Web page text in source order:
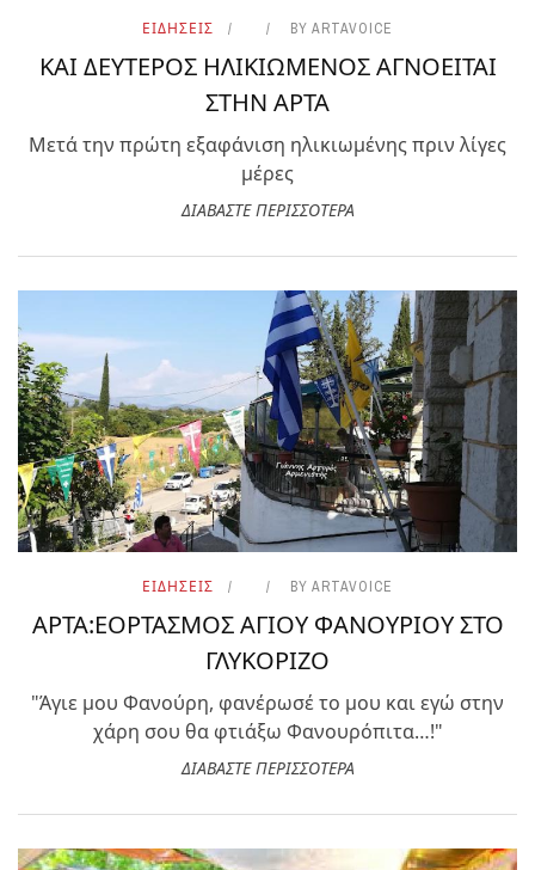
ΕΙΔΗΣΕΙΣ BY ARTAVOICE
ΚΑΙ ΔΕΥΤΕΡΟΣ ΗΛΙΚΙΩΜΕΝΟΣ ΑΓΝΟΕΙΤΑΙ
ΣΤΗΝ ΑΡΤΑ
Μετά την πρώτη εξαφάνιση ηλικιωμένης πριν λίγες
μέρες
ΔΙΑΒΑΣΤΕ ΠΕΡΙΣΣΟΤΕΡΑ
ΕΙΔΗΣΕΙΣ BY ARTAVOICE
ΑΡΤΑ:ΕΟΡΤΑΣΜΟΣ ΑΓΙΟΥ ΦΑΝΟΥΡΙΟΥ ΣΤΟ
ΓΛΥΚΟΡΙΖΟ
"Άγιε μου Φανούρη, φανέρωσέ το μου και εγώ στην
χάρη σου θα φτιάξω Φανουρόπιτα…!"
ΔΙΑΒΑΣΤΕ ΠΕΡΙΣΣΟΤΕΡΑ